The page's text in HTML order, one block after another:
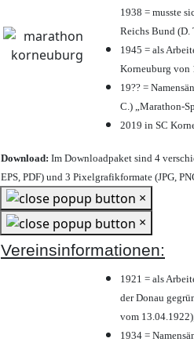
1938 = musste
Reichs Bund (D.
1945 = als
Korneuburg von
19?? =
C.) „Marathon-
2019 in SC
Download: Im Downloadpaket sind 4
EPS, PDF) und 3 Pixelgrafikformate (JPG,
×
×
Vereinsinformationen:
1921 = als
der Donau
vom
1934 =